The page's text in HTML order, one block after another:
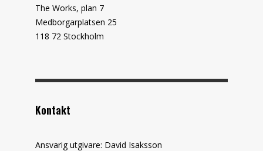
The Works, plan 7
Medborgarplatsen 25
118 72 Stockholm
Kontakt
Ansvarig utgivare: David Isaksson